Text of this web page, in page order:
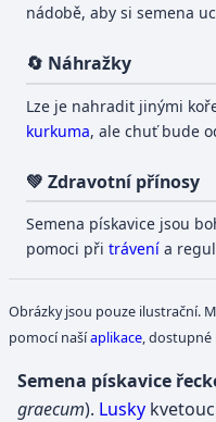
nádobě, aby si semena
🔄 Náhražky
Lze je nahradit jinými
kurkuma, ale chuť bude
💚 Zdravotní přínosy
Semena pískavice jsou
pomoci přitrávení a
Obrázky jsou pouze ilustrační.
pomocí našíaplikace ,
Semena pískavice
graecum). Lusky